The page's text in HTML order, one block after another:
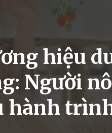
hiệu
Người
hành